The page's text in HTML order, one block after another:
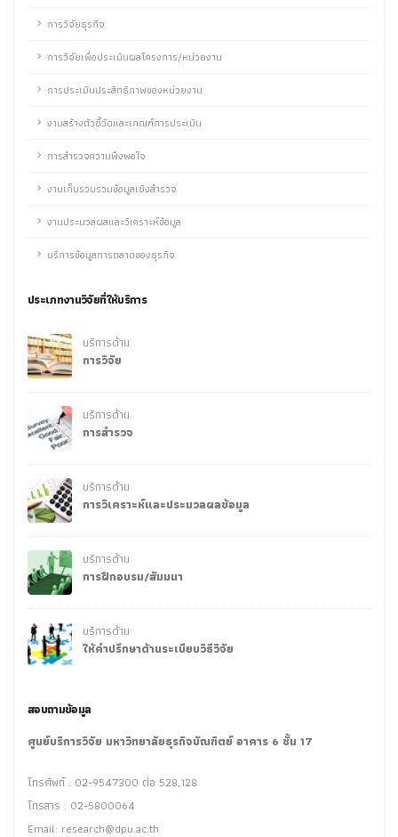
การวิจัยธุรกิจ
การวิจัยเพื่อประเมินผลโครงการ/หน่วยงาน
การประเมินประสิทธิภาพของหน่วยงาน
งานสร้างตัวชี้วัดและเกณฑ์การประเมิน
การสำรวจความพึงพอใจ
งานเก็บรวบรวมข้อมูลเชิงสำรวจ
งานประมวลผลและวิเคราะห์ข้อมูล
บริการข้อมูลการตลาดของธุรกิจ
ประเภทงานวิจัยที่ให้บริการ
บริการด้าน
การวิจัย
บริการด้าน
การสำรวจ
บริการด้าน
การวิเคราะห์และประมวลผลข้อมูล
บริการด้าน
การฝึกอบรม/สัมมนา
บริการด้าน
ให้คำปรึกษาด้านระเบียบวิธีวิจัย
สอบถามข้อมูล
ศูนย์บริการวิจัย มหาวิทยาลัยธุรกิจบัณฑิตย์ อาคาร 6 ชั้น 17
โทรศัพท์ : 02-9547300 ต่อ 528,128
โทรสาร : 02-5800064
Email: research@dpu.ac.th